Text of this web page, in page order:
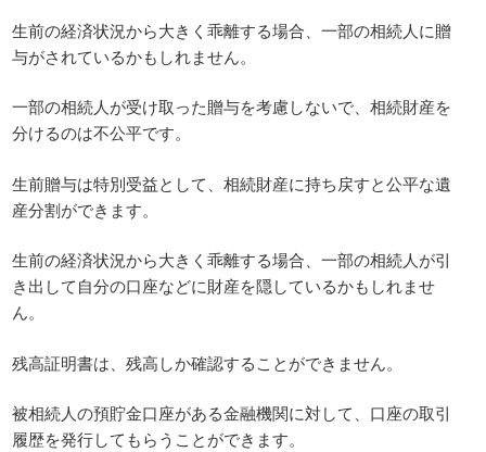
生前の経済状況から大きく乖離する場合、一部の相続人に贈
与がされているかもしれません。
一部の相続人が受け取った贈与を考慮しないで、相続財産を
分けるのは不公平です。
生前贈与は特別受益として、相続財産に持ち戻すと公平な遺
産分割ができます。
生前の経済状況から大きく乖離する場合、一部の相続人が引
き出して自分の口座などに財産を隠しているかもしれませ
ん。
残高証明書は、残高しか確認することができません。
被相続人の預貯金口座がある金融機関に対して、口座の取引
履歴を発行してもらうことができます。